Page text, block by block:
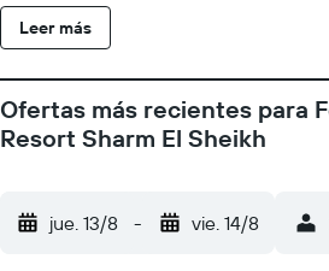
Leer más
Ofertas más recientes para
Resort Sharm El Sheikh
jue. 13/8 - vie. 14/8